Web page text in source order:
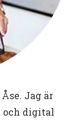
Jag är
och digital